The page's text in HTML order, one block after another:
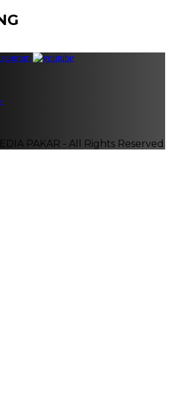
PAKAR - All Rights Reserved